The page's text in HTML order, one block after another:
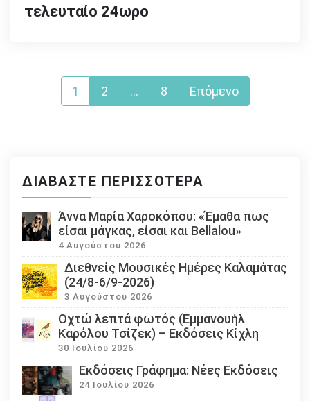
τελευταίο 24ωρο
Σελιδοποίηση
άρθρων
1 2 … 8 Επόμενο
ΔΙΑΒΆΣΤΕ ΠΕΡΙΣΣΌΤΕΡΑ
Άννα Μαρία Χαροκόπου: «Έμαθα πως
είσαι μάγκας, είσαι και Bellalou»
4 Αυγούστου 2026
Διεθνείς Μουσικές Ημέρες Καλαμάτας
(24/8-6/9-2026)
3 Αυγούστου 2026
Οχτώ λεπτά φωτός (Εμμανουήλ
Καρόλου Τσίζεκ) – Εκδόσεις Κίχλη
30 Ιουλίου 2026
Εκδόσεις Γράφημα: Νέες Εκδόσεις
24 Ιουλίου 2026